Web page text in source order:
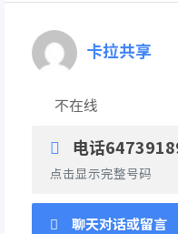
卡拉共享
不在线
电话
点击显示完整号码
聊天对话或留言